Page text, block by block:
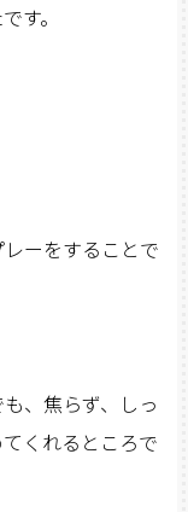
す。
ーをすることで
、焦らず、しっ
くれるところで